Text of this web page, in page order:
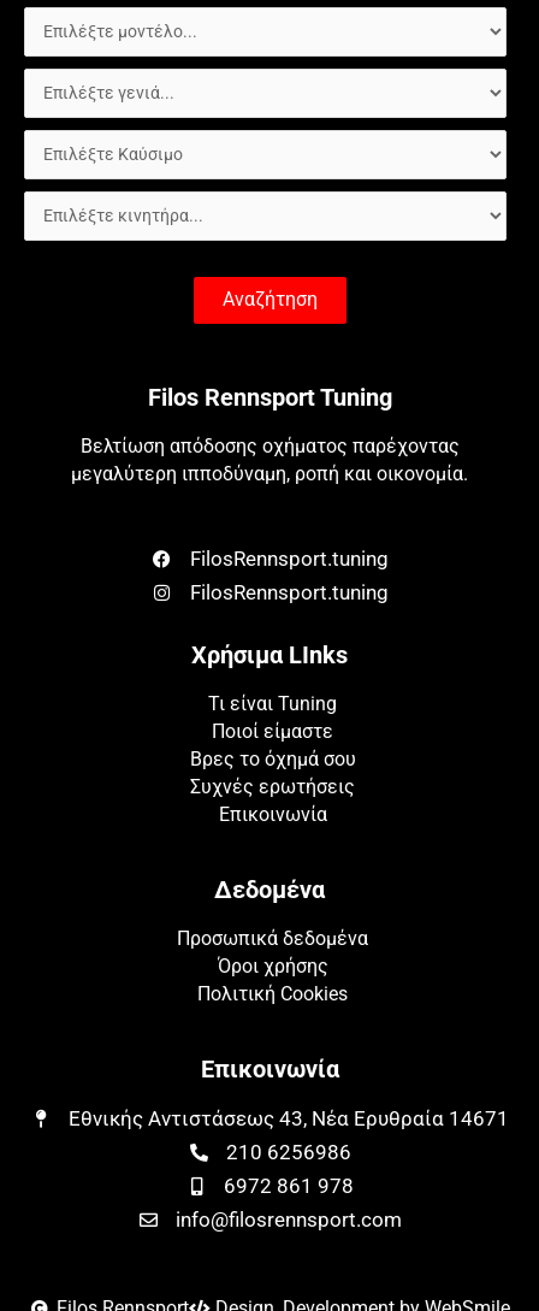
Αναζήτηση
Filos Rennsport Tuning
Βελτίωση απόδοσης οχήματος παρέχοντας
μεγαλύτερη ιπποδύναμη, ροπή και οικονομία.
FilosRennsport.tuning
FilosRennsport.tuning
Χρήσιμα LInks
Τι είναι Tuning
Ποιοί είμαστε
Βρες το όχημά σου
Συχνές ερωτήσεις
Επικοινωνία
Δεδομένα
Προσωπικά δεδομένα
Όροι χρήσης
Πολιτική Cookies
Επικοινωνία
Εθνικής Αντιστάσεως 43, Νέα Ερυθραία 14671​​
210 6256986
6972 861 978
info@filosrennsport.com